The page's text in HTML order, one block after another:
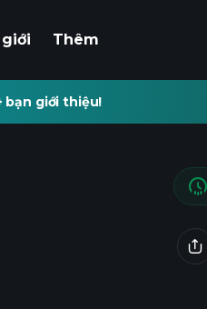
Thêm
bạn giới thiệu!